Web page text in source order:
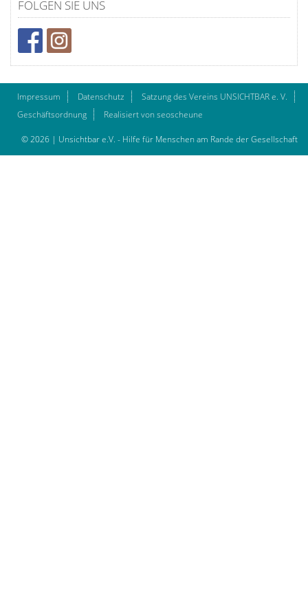
FOLGEN SIE UNS
Impressum Datenschutz
Satzung des Vereins UNSICHTBAR e. V.
Geschäftsordnung
Realisiert von seoscheune
© 2026 | Unsichtbar e.V. - Hilfe für Menschen am Rande der Gesellschaft